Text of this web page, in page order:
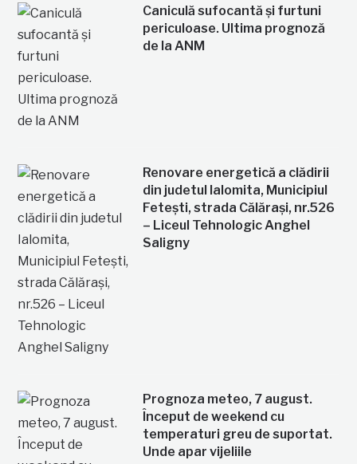
Caniculă sufocantă și furtuni
periculoase. Ultima prognoză
de la ANM
Renovare energetică a clădirii
din judetul Ialomita, Municipiul
Fetești, strada Călărași, nr.526
– Liceul Tehnologic Anghel
Saligny
Prognoza meteo, 7 august.
Început de weekend cu
temperaturi greu de suportat.
Unde apar vijeliile